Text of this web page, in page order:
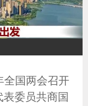
全国两会召开
委员共商国